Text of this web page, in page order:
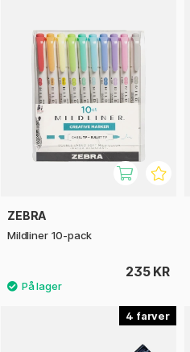
ZEBRA
Mildliner 10-pack
235 KR
4